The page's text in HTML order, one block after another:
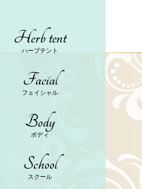
Herb tent
ハーブテント
Facial
フェイシャル
Body
ボディ
School
スクール